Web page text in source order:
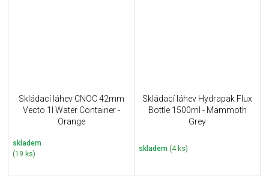
Skládací láhev CNOC 42mm
Vecto 1l Water Container -
Orange
skladem
(19 ks)
Skládací láhev Hydrapak Flux
Bottle 1500ml - Mammoth
Grey
skladem (4 ks)